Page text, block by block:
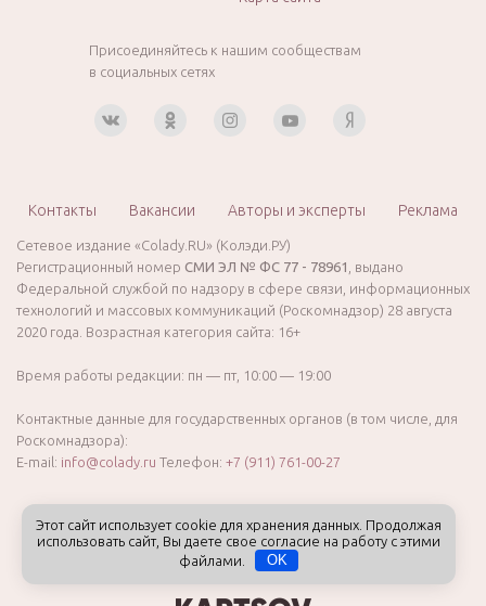
Присоединяйтесь к нашим сообществам
в социальных сетях
Контакты Вакансии Авторы и эксперты Реклама
Сетевое издание «Colady.RU» (Колэди.РУ)
Регистрационный номер СМИ ЭЛ № ФС 77 - 78961
, выдано
Федеральной службой по надзору в сфере связи, информационных
технологий и массовых коммуникаций (Роскомнадзор) 28 августа
2020 года. Возрастная категория сайта: 16+
Время работы редакции: пн — пт, 10:00 — 19:00
Контактные данные для государственных органов (в том числе, для
Роскомнадзора):
E-mail: info@colady.ru Телефон: +7 (911) 761-00-27
Этот сайт использует cookie для хранения данных. Продолжая
использовать сайт, Вы даете свое согласие на работу с этими
файлами.
OK